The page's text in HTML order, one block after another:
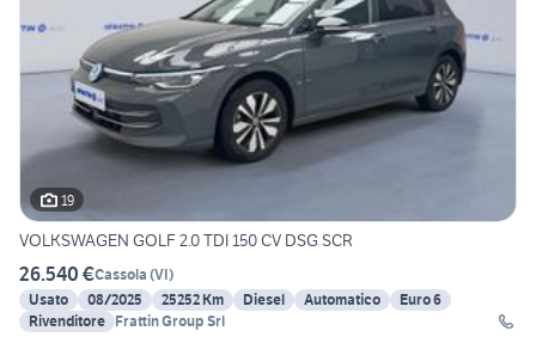
19
VOLKSWAGEN GOLF 2.0 TDI 150 CV DSG SCR
26.540 €Cassola (VI)
Usato
08/2025 25252 Km Diesel Automatico
Euro 6
Rivenditore Frattin Group Srl